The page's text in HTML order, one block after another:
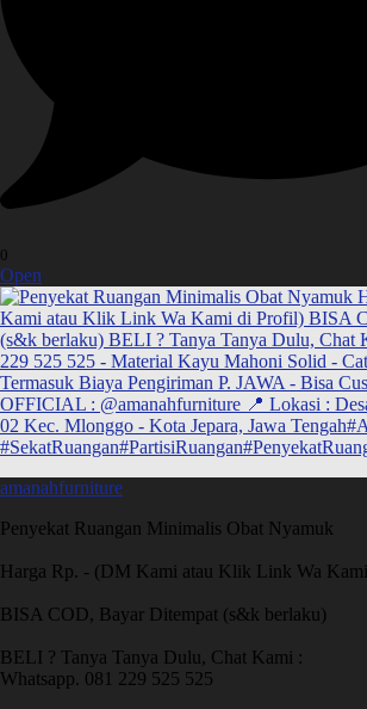
0
Open
amanahfurniture
Penyekat Ruangan Minimalis Obat Nyamuk
Harga Rp. - (DM Kami atau Klik Link Wa
BISA COD, Bayar Ditempat (s&k berlaku)
BELI ? Tanya Tanya Dulu, Chat Kami :
Whatsapp. 081 229 525 525